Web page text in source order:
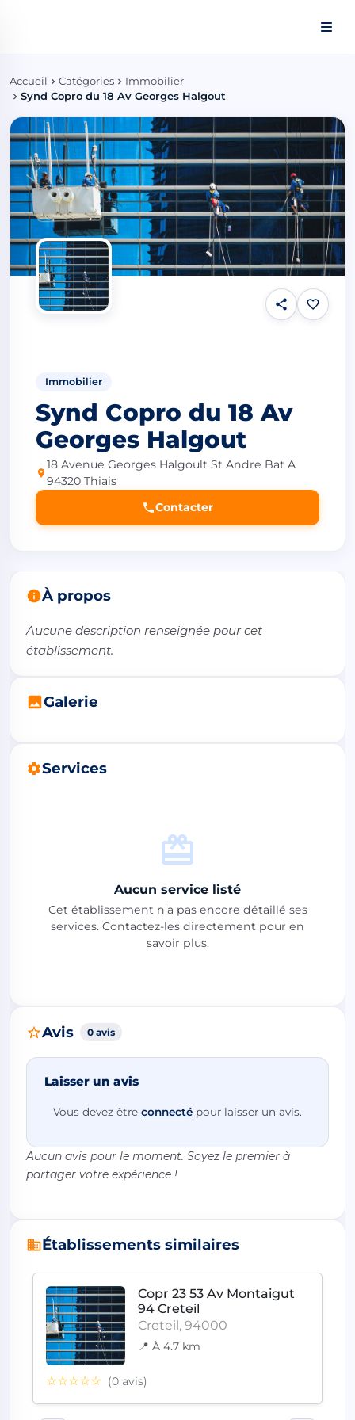
Accueil Catégories
Immobilier
Synd Copro du 18 Av Georges Halgout
Immobilier
Synd Copro du 18 Av
Georges Halgout
18 Avenue Georges Halgoult St Andre Bat A
94320 Thiais
Contacter
À propos
Aucune description renseignée pour cet
établissement.
Galerie
Services
Aucun service listé
Cet établissement n'a pas encore détaillé ses
services. Contactez-les directement pour en
savoir plus.
Avis 0 avis
Laisser un avis
Vous devez être connecté pour laisser un avis.
Aucun avis pour le moment. Soyez le premier à
partager votre expérience !
Établissements similaires
Copr 23 53 Av Montaigut
94 Creteil
Creteil, 94000
📍 À 4.7 km
☆☆☆☆☆ (0 avis)